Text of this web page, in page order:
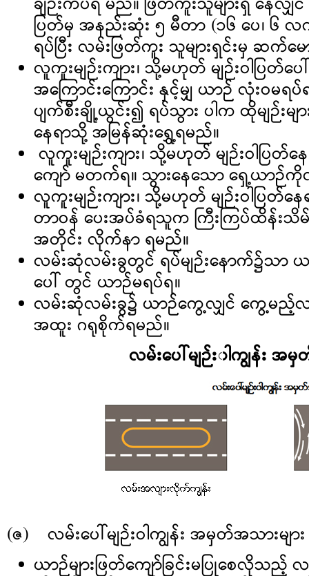
ပြတ်မှ အနည်းဆုံး ၅ မီတာ (၁၆ ပေ၊
ရပ်ပြီး လမ်းဖြတ်ကူး သူများရှင်းမှ ဆက်မ
လူကူးမျဉ်းကျား၊ သို့မဟုတ် မျဉ်းဝါပြ
အကြောင်းကြောင်း နှင့်မျှ ယာဉ် လုံးဝမရပ်
ပျက်စီးချို့ယွင်း၍ ရပ်သွား ပါက ထိုမျဉ်
နေရာသို့ အမြန်ဆုံးရွှေ့ရမည်။
လူကူးမျဉ်းကျား၊ သို့မဟုတ် မျဉ်းဝါပြ
ကျော် မတက်ရ။ သွားနေသော ရှေ့ယာဉ်
လူကူးမျဉ်းကျား၊ သို့မဟုတ် မျဉ်းဝါပြ
တာဝန် ပေးအပ်ခံရသူက ကြီးကြပ်ထိန်းသိမ်
အတိုင်း လိုက်နာ ရမည်။
လမ်းဆုံလမ်းခွတွင် ရပ်မျဉ်းနောက်၌သာ
ပေါ် တွင် ယာဉ်မရပ်ရ။
လမ်းဆုံလမ်းခွ၌ ယာဉ်ကွေ့လျှင် ကွေ့မည့်လ
အထူး ဂရုစိုက်ရမည်။
လမ်းပေါ်မျဉ်း၀ါကျွန်း အ
(ဇ) လမ်းပေါ်မျဉ်းဝါကျွန်း အမှတ်အသားများ
ယာဉ်များဖြတ်ကျော်ခြင်းမပြုစေလိုသည့်